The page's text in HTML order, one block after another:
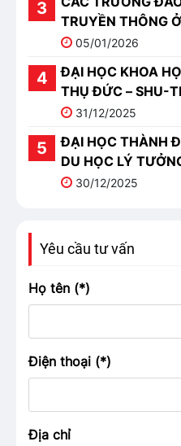
TRUYỀN THÔNG
TOP 10 TRƯỜNG
05/01/2026
ĐẠI HỌC KHOA
THỤ ĐỨC – SHU-
UNIVERSITY (樹德
31/12/2025
ĐẠI HỌC THÀNH
DU HỌC LÝ
QUỐC
30/12/2025
Yêu cầu tư vấn
Họ tên (*)
Điện thoại (*)
Địa chỉ